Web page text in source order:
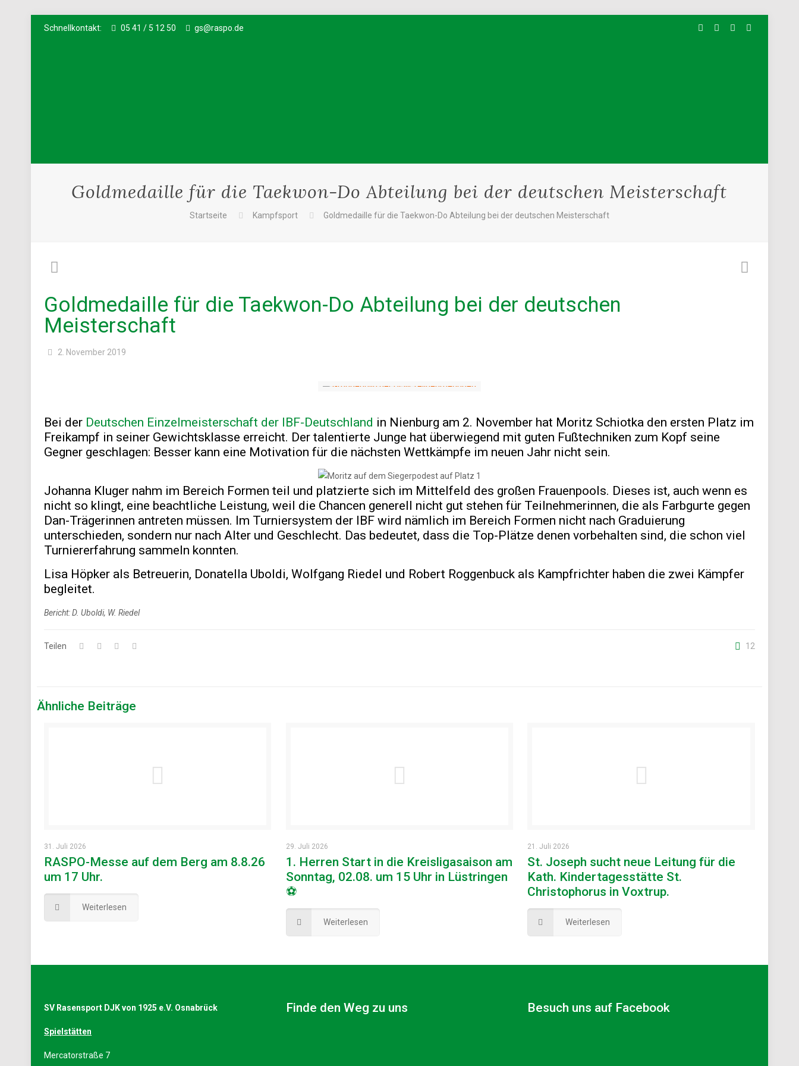
Schnellkontakt: 05 41 / 5 12 50 gs@raspo.de
Goldmedaille für die Taekwon-Do Abteilung bei der deutschen Meisterschaft
Startseite Kampfsport Goldmedaille für die Taekwon-Do Abteilung bei der deutschen Meisterschaft
Goldmedaille für die Taekwon-Do Abteilung bei der deutschen
Meisterschaft
2. November 2019
Bei der Deutschen Einzelmeisterschaft der IBF-Deutschland in Nienburg am 2. November hat Moritz Schiotka den ersten Platz im
Freikampf in seiner Gewichtsklasse erreicht. Der talentierte Junge hat überwiegend mit guten Fußtechniken zum Kopf seine
Gegner geschlagen: Besser kann eine Motivation für die nächsten Wettkämpfe im neuen Jahr nicht sein.
Johanna Kluger nahm im Bereich Formen teil und platzierte sich im Mittelfeld des großen Frauenpools. Dieses ist, auch wenn es
nicht so klingt, eine beachtliche Leistung, weil die Chancen generell nicht gut stehen für Teilnehmerinnen, die als Farbgurte gegen
Dan-Trägerinnen antreten müssen. Im Turniersystem der IBF wird nämlich im Bereich Formen nicht nach Graduierung
unterschieden, sondern nur nach Alter und Geschlecht. Das bedeutet, dass die Top-Plätze denen vorbehalten sind, die schon viel
Turniererfahrung sammeln konnten.
Lisa Höpker als Betreuerin, Donatella Uboldi, Wolfgang Riedel und Robert Roggenbuck als Kampfrichter haben die zwei Kämpfer
begleitet.
Bericht: D. Uboldi, W. Riedel
Teilen 12
Ähnliche Beiträge
31. Juli 2026
RASPO-Messe auf dem Berg am 8.8.26
um 17 Uhr.
Weiterlesen
29. Juli 2026
1. Herren Start in die Kreisligasaison am
Sonntag, 02.08. um 15 Uhr in Lüstringen
⚽
Weiterlesen
21. Juli 2026
St. Joseph sucht neue Leitung für die
Kath. Kindertagesstätte St.
Christophorus in Voxtrup.
Weiterlesen
SV Rasensport DJK von 1925 e.V. Osnabrück
Spielstätten
Mercatorstraße 7
Finde den Weg zu uns Besuch uns auf Facebook